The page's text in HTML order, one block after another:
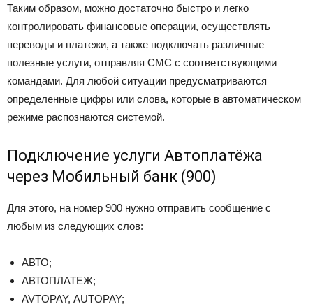
Таким образом, можно достаточно быстро и легко
контролировать финансовые операции, осуществлять
переводы и платежи, а также подключать различные
полезные услуги, отправляя СМС с соответствующими
командами. Для любой ситуации предусматриваются
определенные цифры или слова, которые в автоматическом
режиме распознаются системой.
Подключение услуги Автоплатёжа
через Мобильный банк (900)
Для этого, на номер 900 нужно отправить сообщение с
любым из следующих слов:
АВТО;
АВТОПЛАТЕЖ;
AVTOPAY, AUTOPAY;